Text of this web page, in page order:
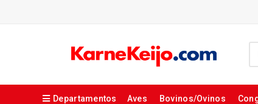
Departamentos Aves Bovinos/Ovinos